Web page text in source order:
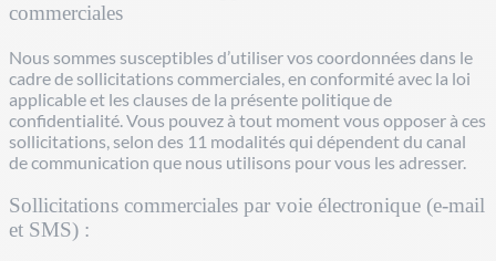
commerciales
Nous sommes susceptibles d’utiliser vos coordonnées dans le
cadre de sollicitations commerciales, en conformité avec la loi
applicable et les clauses de la présente politique de
confidentialité. Vous pouvez à tout moment vous opposer à ces
sollicitations, selon des 11 modalités qui dépendent du canal
de communication que nous utilisons pour vous les adresser.
Sollicitations commerciales par voie électronique (e-mail
et SMS) :